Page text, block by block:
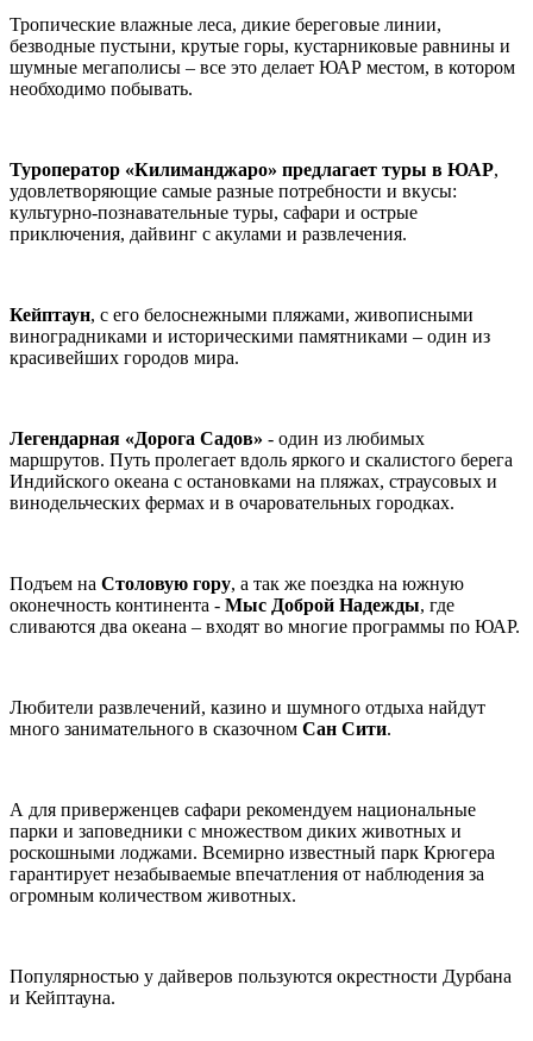
Тропические влажные леса, дикие береговые линии,
безводные пустыни, крутые горы, кустарниковые равнины и
шумные мегаполисы – все это делает ЮАР местом, в котором
необходимо побывать.
Туроператор «Килиманджаро» предлагает туры в ЮАР,
удовлетворяющие самые разные потребности и вкусы:
культурно-познавательные туры, сафари и острые
приключения, дайвинг с акулами и развлечения.
Кейптаун, с его белоснежными пляжами, живописными
виноградниками и историческими памятниками – один из
красивейших городов мира.
Легендарная «Дорога Садов» - один из любимых
маршрутов. Путь пролегает вдоль яркого и скалистого берега
Индийского океана с остановками на пляжах, страусовых и
винодельческих фермах и в очаровательных городках.
Подъем на Столовую гору, а так же поездка на южную
оконечность континента - Мыс Доброй Надежды, где
сливаются два океана – входят во многие программы по ЮАР.
Любители развлечений, казино и шумного отдыха найдут
много занимательного в сказочном Сан Сити.
А для приверженцев сафари рекомендуем национальные
парки и заповедники с множеством диких животных и
роскошными лоджами. Всемирно известный парк Крюгера
гарантирует незабываемые впечатления от наблюдения за
огромным количеством животных.
Популярностью у дайверов пользуются окрестности Дурбана
и Кейптауна.